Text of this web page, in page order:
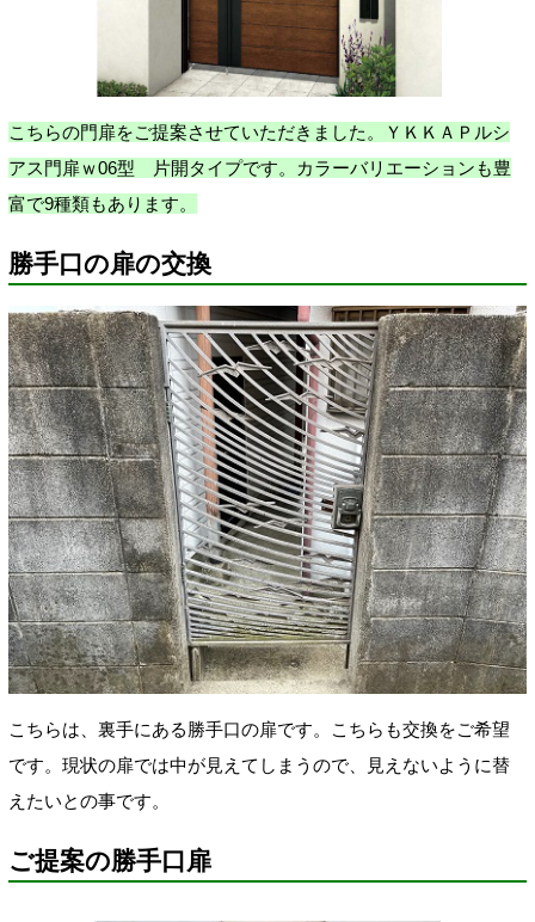
こちらの門扉をご提案させていただきました。ＹＫＫＡＰ ルシ
アス門扉ｗ06型 片開タイプです。カラーバリエーションも豊
富で9種類もあります。
勝手口の扉の交換
こちらは、裏手にある勝手口の扉です。こちらも交換をご希望
です。現状の扉では中が見えてしまうので、見えないように替
えたいとの事です。
ご提案の勝手口扉